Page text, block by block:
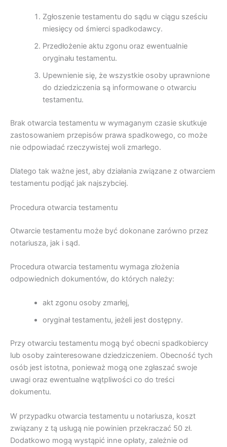
Zgłoszenie testamentu do sądu w ciągu sześciu
miesięcy od śmierci spadkodawcy.
Przedłożenie aktu zgonu oraz ewentualnie
oryginału testamentu.
Upewnienie się, że wszystkie osoby uprawnione
do dziedziczenia są informowane o otwarciu
testamentu.
Brak otwarcia testamentu w wymaganym czasie skutkuje
zastosowaniem przepisów prawa spadkowego, co może
nie odpowiadać rzeczywistej woli zmarłego.
Dlatego tak ważne jest, aby działania związane z otwarciem
testamentu podjąć jak najszybciej.
Procedura otwarcia testamentu
Otwarcie testamentu może być dokonane zarówno przez
notariusza, jak i sąd.
Procedura otwarcia testamentu wymaga złożenia
odpowiednich dokumentów, do których należy:
akt zgonu osoby zmarłej,
oryginał testamentu, jeżeli jest dostępny.
Przy otwarciu testamentu mogą być obecni spadkobiercy
lub osoby zainteresowane dziedziczeniem. Obecność tych
osób jest istotna, ponieważ mogą one zgłaszać swoje
uwagi oraz ewentualne wątpliwości co do treści
dokumentu.
W przypadku otwarcia testamentu u notariusza, koszt
związany z tą usługą nie powinien przekraczać 50 zł.
Dodatkowo mogą wystąpić inne opłaty, zależnie od